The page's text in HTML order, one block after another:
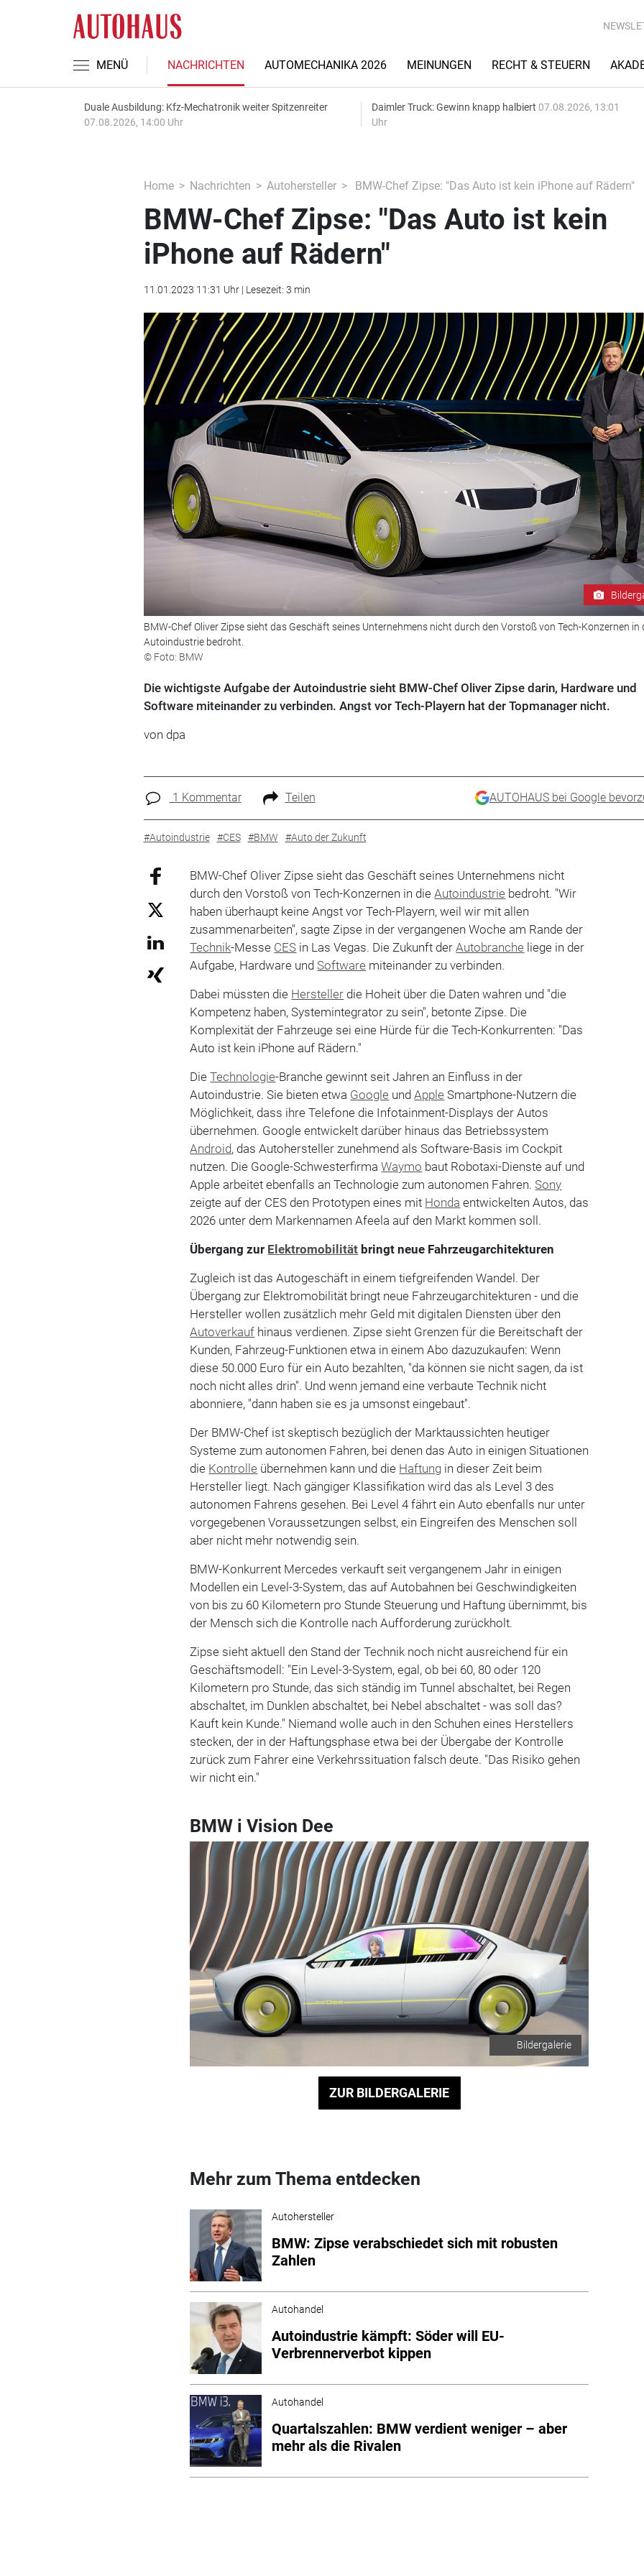
MENÜ NACHRICHTEN AUTOMECHANIKA 2026 MEINUNGEN RECHT & STEUERN
Duale Ausbildung: Kfz-Mechatronik weiter Spitzenreiter
07.08.2026, 14:00 Uhr
Daimler Truck: Gewinn knapp halbiert 07.08.2026, 13:01
Uhr
Home Nachrichten Autohersteller BMW-Chef Zipse: "Das Auto ist kein iPhone auf Rädern"
BMW-Chef Zipse: "Das Auto ist kein
iPhone auf Rädern"
11.01.2023 11:31 Uhr | Lesezeit: 3 min
BMW-Chef Oliver Zipse sieht das Geschäft seines Unternehmens nicht durch den Vorstoß von Tech-Konzernen in
Autoindustrie bedroht.
© Foto: BMW
Die wichtigste Aufgabe der Autoindustrie sieht BMW-Chef Oliver Zipse darin, Hardware und
Software miteinander zu verbinden. Angst vor Tech-Playern hat der Topmanager nicht.
von dpa
1 Kommentar Teilen AUTOHAUS bei Google
#Autoindustrie #CES #BMW #Auto der Zukunft
BMW-Chef Oliver Zipse sieht das Geschäft seines Unternehmens nicht
durch den Vorstoß von Tech-Konzernen in dieAutoindustrie bedroht. "Wir
haben überhaupt keine Angst vor Tech-Playern, weil wir mit allen
zusammenarbeiten", sagte Zipse in der vergangenen Woche am Rande der
Technik-Messe CES in Las Vegas. Die Zukunft derAutobranche liege in der
Aufgabe, Hardware und Software miteinander zu verbinden.
Dabei müssten die Hersteller die Hoheit über die Daten wahren und "die
Kompetenz haben, Systemintegrator zu sein", betonte Zipse. Die
Komplexität der Fahrzeuge sei eine Hürde für die Tech-Konkurrenten: "Das
Auto ist kein iPhone auf Rädern."
DieTechnologie-Branche gewinnt seit Jahren an Einfluss in der
Autoindustrie. Sie bieten etwa Google undApple Smartphone-Nutzern die
Möglichkeit, dass ihre Telefone die Infotainment-Displays der Autos
übernehmen. Google entwickelt darüber hinaus das Betriebssystem
Android, das Autohersteller zunehmend als Software-Basis im Cockpit
nutzen. Die Google-SchwesterfirmaWaymo baut Robotaxi-Dienste auf und
Apple arbeitet ebenfalls an Technologie zum autonomen Fahren. Sony
zeigte auf der CES den Prototypen eines mit Honda entwickelten Autos, das
2026 unter dem Markennamen Afeela auf den Markt kommen soll.
Übergang zur Elektromobilität bringt neue Fahrzeugarchitekturen
Zugleich ist das Autogeschäft in einem tiefgreifenden Wandel. Der
Übergang zur Elektromobilität bringt neue Fahrzeugarchitekturen - und die
Hersteller wollen zusätzlich mehr Geld mit digitalen Diensten über den
Autoverkauf hinaus verdienen. Zipse sieht Grenzen für die Bereitschaft der
Kunden, Fahrzeug-Funktionen etwa in einem Abo dazuzukaufen: Wenn
diese 50.000 Euro für ein Auto bezahlten, "da können sie nicht sagen, da ist
noch nicht alles drin". Und wenn jemand eine verbaute Technik nicht
abonniere, "dann haben sie es ja umsonst eingebaut".
Der BMW-Chef ist skeptisch bezüglich der Marktaussichten heutiger
Systeme zum autonomen Fahren, bei denen das Auto in einigen Situationen
die Kontrolle übernehmen kann und die Haftung in dieser Zeit beim
Hersteller liegt. Nach gängiger Klassifikation wird das als Level 3 des
autonomen Fahrens gesehen. Bei Level 4 fährt ein Auto ebenfalls nur unter
vorgegebenen Voraussetzungen selbst, ein Eingreifen des Menschen soll
aber nicht mehr notwendig sein.
BMW-Konkurrent Mercedes verkauft seit vergangenem Jahr in einigen
Modellen ein Level-3-System, das auf Autobahnen bei Geschwindigkeiten
von bis zu 60 Kilometern pro Stunde Steuerung und Haftung übernimmt, bis
der Mensch sich die Kontrolle nach Aufforderung zurückholt.
Zipse sieht aktuell den Stand der Technik noch nicht ausreichend für ein
Geschäftsmodell: "Ein Level-3-System, egal, ob bei 60, 80 oder 120
Kilometern pro Stunde, das sich ständig im Tunnel abschaltet, bei Regen
abschaltet, im Dunklen abschaltet, bei Nebel abschaltet - was soll das?
Kauft kein Kunde." Niemand wolle auch in den Schuhen eines Herstellers
stecken, der in der Haftungsphase etwa bei der Übergabe der Kontrolle
zurück zum Fahrer eine Verkehrssituation falsch deute. "Das Risiko gehen
wir nicht ein."
BMW i Vision Dee
Bildergalerie
ZUR BILDERGALERIE
Mehr zum Thema entdecken
Autohersteller
BMW: Zipse verabschiedet sich mit robusten
Zahlen
Autohandel
Autoindustrie kämpft: Söder will EU-
Verbrennerverbot kippen
Autohandel
Quartalszahlen: BMW verdient weniger – aber
mehr als die Rivalen